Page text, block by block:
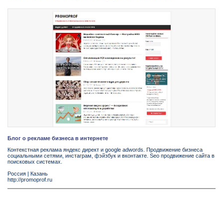
Блог о рекламе бизнеса в интернете
Контекстная реклама яндекс директ и google adwords. Продвижение бизнеса
социальными сетями, инстаграм, фэйзбук и вконтакте. Seo продвижение сайта в
поисковых системах.
Россия
Казань
http://promoprof.ru